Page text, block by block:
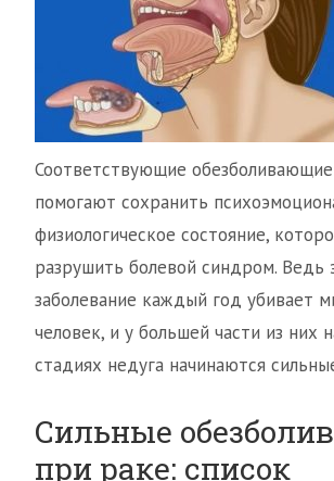
Соответствующие
помогают сохранить
физиологическое состояние,
разрушить болевой синдром. Ведь
заболевание каждый год убивает
человек, и у большей части из них
стадиях недуга начинаются
Сильные
при раке: список